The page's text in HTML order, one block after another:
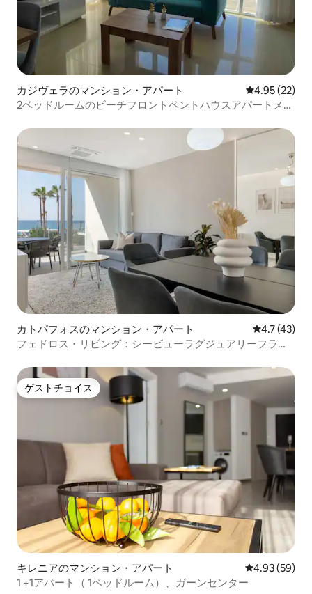
カジヴェラのマンション・アパート レビュー22
4.95 (22)
2ベッドルームのビーチフロントペントハウスアパートメン
カトパフォスのマンション・アパート レビュー43
4.7 (43)
フェドロス・リビング：シービューラグジュアリーフラッ
ゲストチョイス
ゲストチョイス
キレニアのマンション・アパート レビュー59
4.93 (59)
1 +1アパート（ 1ベッドルーム）、ガーンセンター